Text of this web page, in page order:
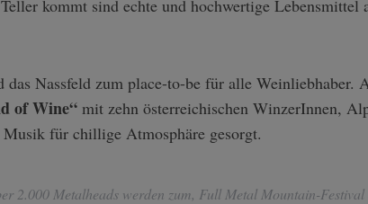
kommt sind echte und hochwertige Lebensmittel
Nassfeld zum place-to-be für alle Weinliebhaber.
of Wine“ mit zehn österreichischen WinzerInnen,
für chillige Atmosphäre gesorgt.
2.000 Metalheads werden zum, Full Metal Mountain-Festival